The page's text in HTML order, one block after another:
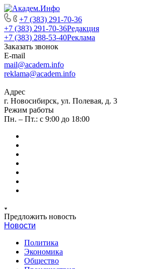
+7 (383) 291-70-36
+7 (383) 291-70-36Редакция
+7 (383) 288-53-40Реклама
Заказать звонок
E-mail
mail@academ.info
reklama@academ.info
Адрес
г. Новосибирск, ул. Полевая, д. 3
Режим работы
Пн. – Пт.: с 9:00 до 18:00
Предложить новость
Новости
Политика
Экономика
Общество